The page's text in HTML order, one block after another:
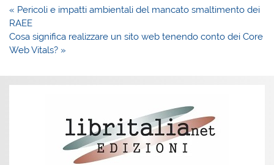
Navigazione
articoli
« Pericoli e impatti ambientali del mancato smaltimento dei
RAEE
Cosa significa realizzare un sito web tenendo conto dei Core
Web Vitals? »